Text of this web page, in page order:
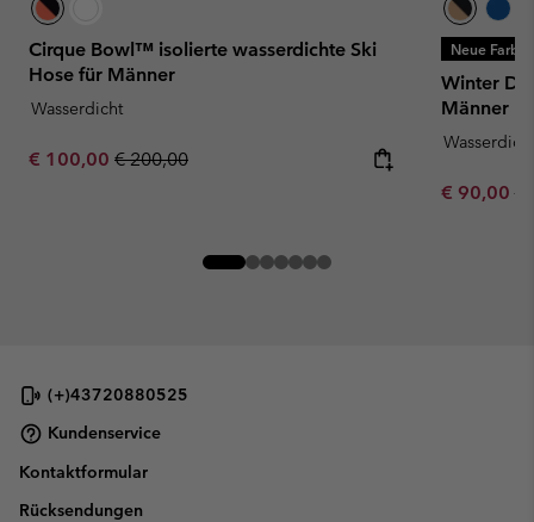
Cirque Bowl™ isolierte wasserdichte Ski
Hose für Männer
Wasserdicht
Sale price:
€ 100,00 Regular price:
€ 200,00
Neue
Winter
Männer
Wasserdicht
Sale price:
€ 90,00€
(+)43720880525
Kundenservice
Kontaktformular
Rücksendungen